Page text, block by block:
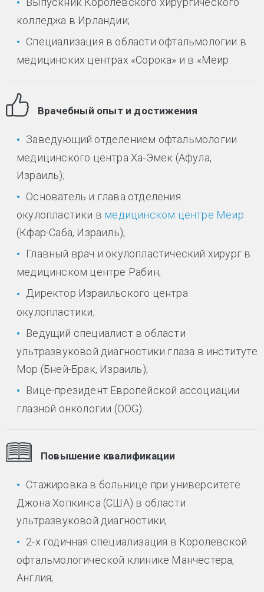
колледжа в Ирландии;
Специализация в области офтальмологии в
медицинских центрах «Сорока» и в «Меир.
Врачебный опыт и достижения
Заведующий отделением офтальмологии
медицинского центра Ха-Эмек (Афула,
Израиль);
Основатель и глава отделения
окулопластики в медицинском центре Меир
(Кфар-Саба, Израиль);
Главный врач и окулопластический хирург в
медицинском центре Рабин;
Директор Израильского центра
окулопластики;
Ведущий специалист в области
ультразвуковой диагностики глаза в институте
Мор (Бней-Брак, Израиль);
Вице-президент Европейской ассоциации
глазной онкологии (OOG).
Повышение квалификации
Стажировка в больнице при университете
Джона Хопкинса (США) в области
ультразвуковой диагностики;
2-х годичная специализация в Королевской
офтальмологической клинике Манчестера,
Англия;